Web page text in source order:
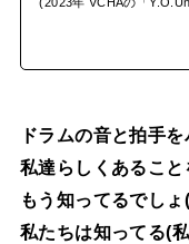
ドラムの音と拍手
私達らしくあるこ
もう知ってるでし
私たちは知ってる(